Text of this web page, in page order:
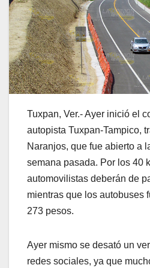
Tuxpan, Ver.- Ayer inició el
autopista Tuxpan-Tampico,
Naranjos, que fue abierto a
semana pasada. Por los 40
automovilistas deberán de
mientras que los autobuses
273 pesos.
Ayer mismo se desató un
redes sociales, ya que